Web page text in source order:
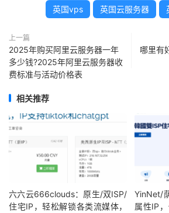
英国vps 英国云服务器
上一篇
2025年购买阿里云服务器一年
多少钱?2025年阿里云服务器收
费标准与活动价格表
哪里有
相关推荐
六六云666clouds：原生/双ISP/
住宅IP，轻松解锁各类流媒体，
YinNet/
属性IP